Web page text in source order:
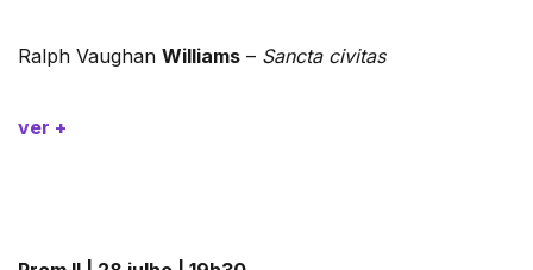
Ralph Vaughan Williams – Sancta civitas
ver +